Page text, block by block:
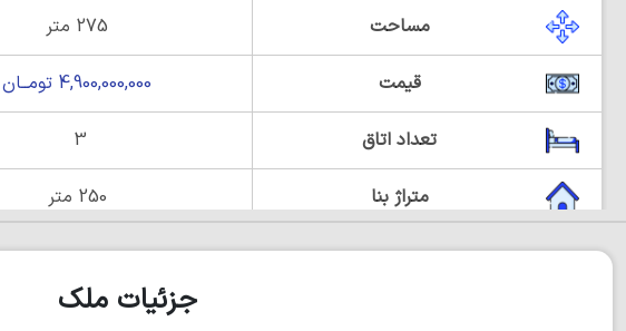
مساحت 275 متر
قیمت 4,900,000,000 تومــان
تعداد اتاق 3
متراژ بنا 250 متر
دوبلکس
جزئیات ملک